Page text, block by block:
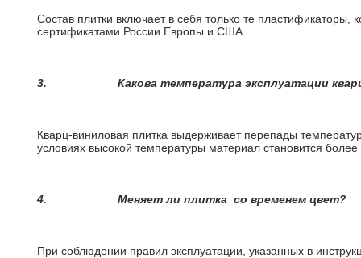
Состав плитки включает в себя только те
сертификатами России Европы и США.
3. Какова температура эксплуатации
Кварц-виниловая плитка выдерживает перепады
условиях высокой температуры материал становится
4. Меняет ли плитка со временем цвет?
При соблюдении правил эксплуатации, указанных в